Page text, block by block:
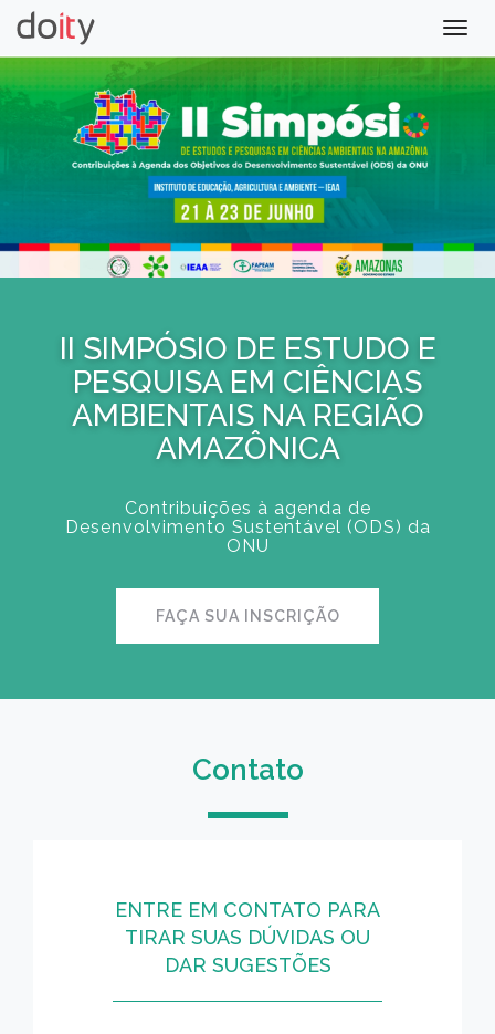
II SIMPÓSIO DE ESTUDO E
PESQUISA EM CIÊNCIAS
AMBIENTAIS NA REGIÃO
AMAZÔNICA
Contribuições à agenda de
Desenvolvimento Sustentável (ODS) da
ONU
FAÇA SUA INSCRIÇÃO
Contato
ENTRE EM CONTATO PARA
TIRAR SUAS DÚVIDAS OU
DAR SUGESTÕES